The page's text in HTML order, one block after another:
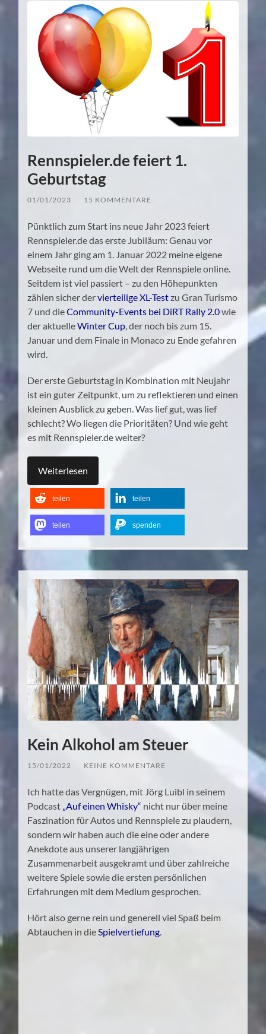
Rennspieler.de feiert 1.
Geburtstag
01/01/2023 15 KOMMENTARE
Pünktlich zum Start ins neue Jahr 2023 feiert
Rennspieler.de das erste Jubiläum: Genau vor
einem Jahr ging am 1. Januar 2022 meine eigene
Webseite rund um die Welt der Rennspiele online.
Seitdem ist viel passiert – zu den Höhepunkten
zählen sicher dervierteilige XL-Testzu Gran Turismo
7 und dieCommunity-Events bei DiRT Rally 2.0wie
der aktuelleWinter Cup , der noch bis zum 15.
Januar und dem Finale in Monaco zu Ende gefahren
wird.
Der erste Geburtstag in Kombination mit Neujahr
ist ein guter Zeitpunkt, um zu reflektieren und einen
kleinen Ausblick zu geben. Was lief gut, was lief
schlecht? Wo liegen die Prioritäten? Und wie geht
es mit Rennspieler.de weiter?
Weiterlesen
teilen teilen
teilen spenden
Kein Alkohol am Steuer
15/01/2022 KEINE KOMMENTARE
Ich hatte das Vergnügen, mit Jörg Luibl in seinem
Podcast „Auf einen Whisky“ nicht nur über meine
Faszination für Autos und Rennspiele zu plaudern,
sondern wir haben auch die eine oder andere
Anekdote aus unserer langjährigen
Zusammenarbeit ausgekramt und über zahlreiche
weitere Spiele sowie die ersten persönlichen
Erfahrungen mit dem Medium gesprochen.
Hört also gerne rein und generell viel Spaß beim
Abtauchen in dieSpielvertiefung.